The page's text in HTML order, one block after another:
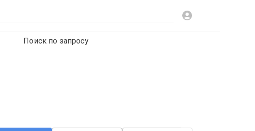
Поиск по запросу